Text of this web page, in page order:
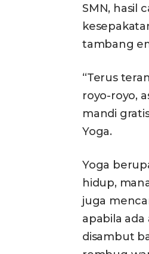
SMN, hasil
tambang
“Terus
royo-royo,
mandi
Yoga.
Yoga
hidup,
juga
apabila
disambut